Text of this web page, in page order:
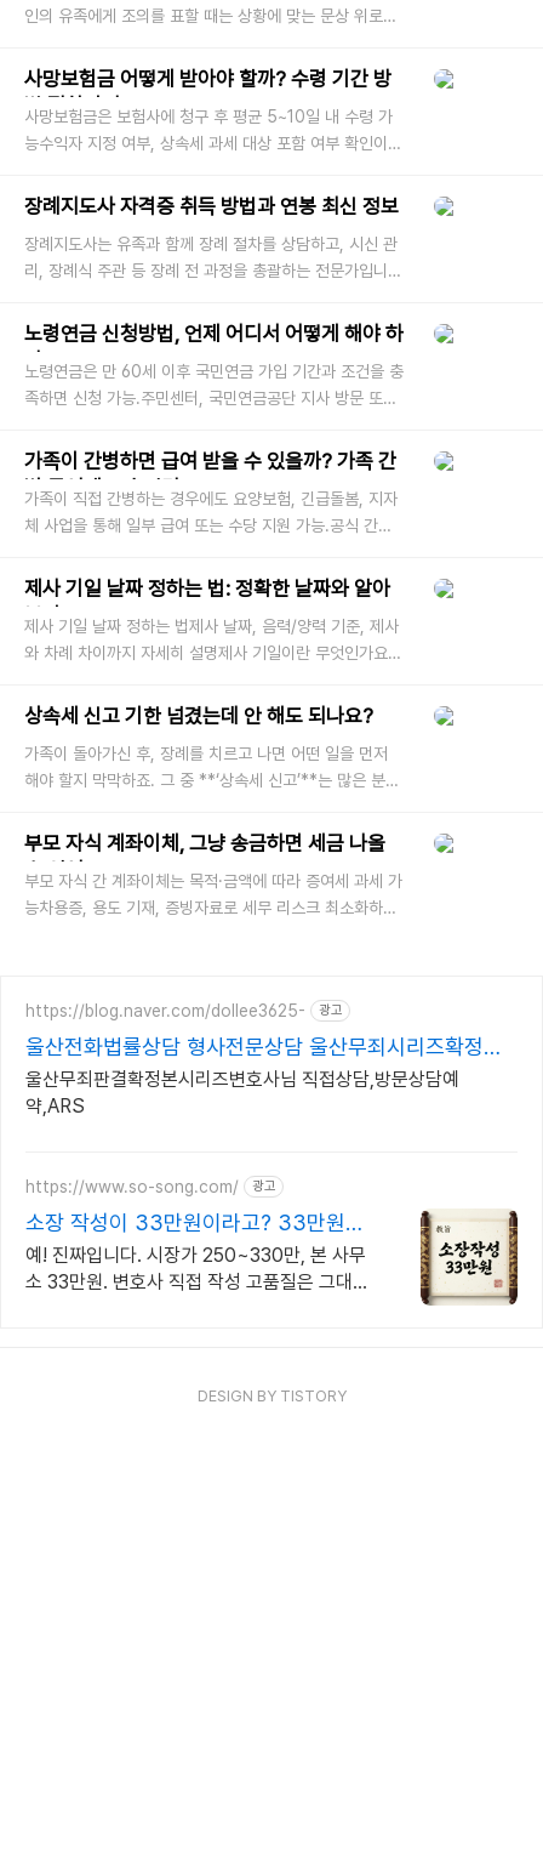
인의 유족에게 조의를 표할 때는 상황에 맞는 문상 위로말
다. 특히 처음 문상을
사망보험금 어떻게 받아야 할까? 수령 기간 방
법 절차까지
사망보험금은 보험사에 청구 후 평균 5~10일 내 수령 가
능수익자 지정 여부, 상속세 과세 대상 포함 여부 확인이
족의 삶은 정신적으로
장례지도사 자격증 취득 방법과 연봉 최신 정보
장례지도사는 유족과 함께 장례 절차를 상담하고, 시신 관
리, 장례식 주관 등 장례 전 과정을 총괄하는 전문가입니
하며 장례지도사에
노령연금 신청방법, 언제 어디서 어떻게 해야 하
나요?
노령연금은 만 60세 이후 국민연금 가입 기간과 조건을 충
족하면 신청 가능.주민센터, 국민연금공단 지사 방문 또는
신청은 단순한 과정 같지
가족이 간병하면 급여 받을 수 있을까? 가족 간
병 급여제도 총정리!
가족이 직접 간병하는 경우에도 요양보험, 긴급돌봄, 지자
체 사업을 통해 일부 급여 또는 수당 지원 가능.공식 간병
족도 돌봄지원금
제사 기일 날짜 정하는 법: 정확한 날짜와 알아
보기
제사 기일 날짜 정하는 법제사 날짜, 음력/양력 기준, 제사
와 차례 차이까지 자세히 설명제사 기일이란 무엇인가요?
를 지내는 날을 의미
상속세 신고 기한 넘겼는데 안 해도 되나요?
가족이 돌아가신 후, 장례를 치르고 나면 어떤 일을 먼저
해야 할지 막막하죠. 그 중 **‘상속세 신고’**는 많은 분들
요. “상속세 신
부모 자식 계좌이체, 그냥 송금하면 세금 나올
수 있어요
부모 자식 간 계좌이체는 목적·금액에 따라 증여세 과세 가
능차용증, 용도 기재, 증빙자료로 세무 리스크 최소화하는
https://blog.naver.com/dollee3625- 광고
울산전화법률상담 형사전문상담 울산무죄시리즈확정본
변호사
울산무죄판결확정본시리즈변호사님 직접상담,방문상담예
약,ARS
https://www.so-song.com/ 광고
소장 작성이 33만원이라고? 33만원가
능!
예! 진짜입니다. 시장가 250~330만, 본 사무
소 33만원. 변호사 직접 작성 고품질은 그대
DESIGN BY TISTORY